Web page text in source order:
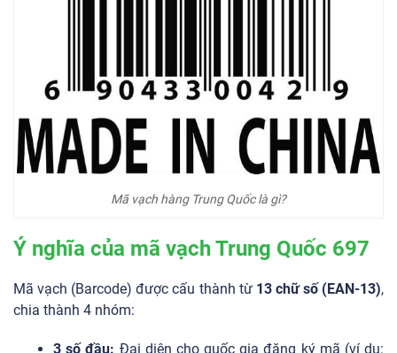
Mã vạch hàng Trung Quốc là gì?
Ý nghĩa của mã vạch Trung Quốc 697
Mã vạch (Barcode) được cấu thành từ 13 chữ số (EAN-13),
chia thành 4 nhóm:
3 số đầu: Đại diện cho quốc gia đăng ký mã (ví dụ: